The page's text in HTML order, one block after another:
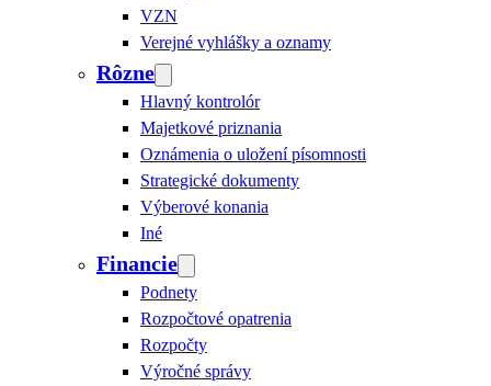
VZN
Verejné vyhlášky a oznamy
Rôzne
Hlavný kontrolór
Majetkové priznania
Oznámenia o uložení písomnosti
Strategické dokumenty
Výberové konania
Iné
Financie
Podnety
Rozpočtové opatrenia
Rozpočty
Výročné správy